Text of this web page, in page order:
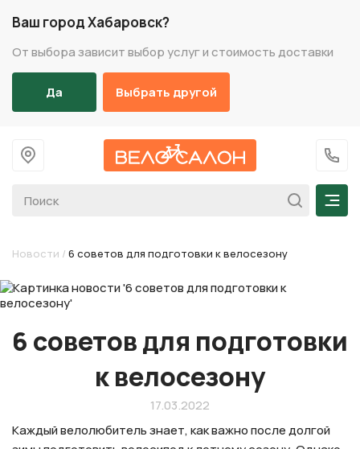
Ваш город Хабаровск?
От выбора зависит выбор услуг и стоимость доставки
Да Выбрать другой
На главную
+7
Новости / 6 советов для подготовки к велосезону
6 советов для подготовки
к велосезону
17.03.2022
Каждый велолюбитель знает, как важно после долгой